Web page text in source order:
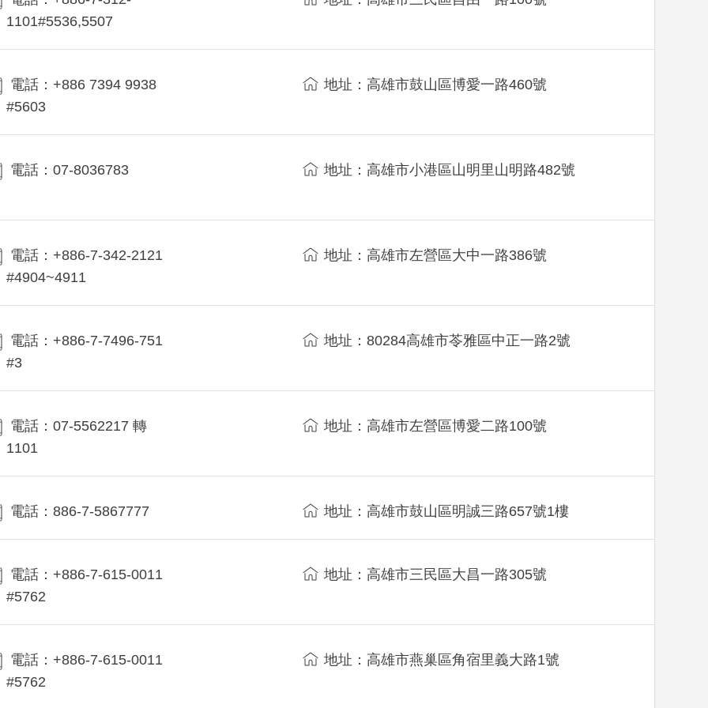
1101#5536,5507
電話：+886 7394 9938
#5603
地址：高雄市鼓山區博愛一路460號
電話：07-8036783 地址：高雄市小港區山明里山明路482號
電話：+886-7-342-2121
#4904~4911
地址：高雄市左營區大中一路386號
電話：+886-7-7496-751
#3
地址：80284高雄市苓雅區中正一路2號
電話：07-5562217 轉
1101
地址：高雄市左營區博愛二路100號
電話：886-7-5867777 地址：高雄市鼓山區明誠三路657號1樓
電話：+886-7-615-0011
#5762
地址：高雄市三民區大昌一路305號
電話：+886-7-615-0011
#5762
地址：高雄市燕巢區角宿里義大路1號